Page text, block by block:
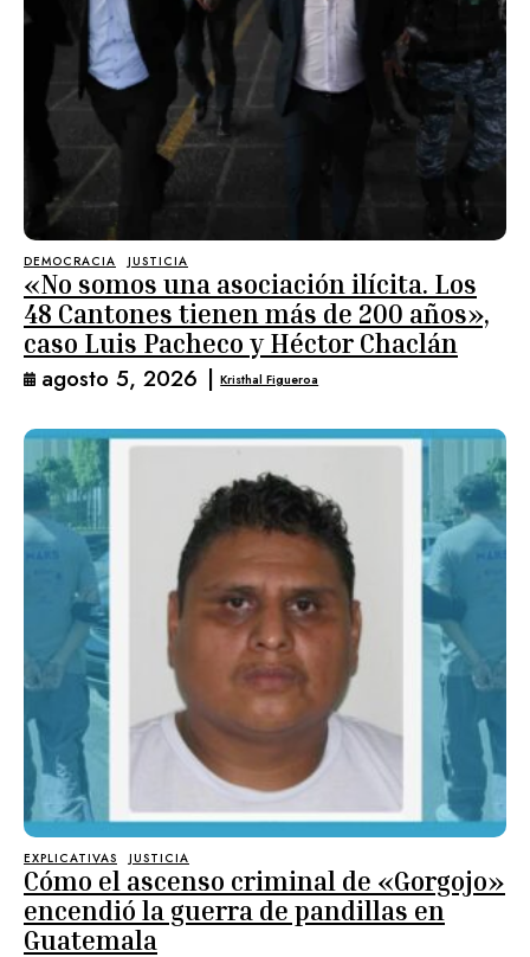
DEMOCRACIA JUSTICIA
«No somos una asociación ilícita. Los
48 Cantones tienen más de 200 años»,
caso Luis Pacheco y Héctor Chaclán
agosto 5, 2026 | Kristhal Figueroa
EXPLICATIVAS JUSTICIA
Cómo el ascenso criminal de «Gorgojo»
encendió la guerra de pandillas en
Guatemala